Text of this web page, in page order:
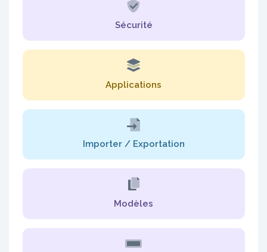
Sécurité
Applications
Importer / Exportation
Modèles